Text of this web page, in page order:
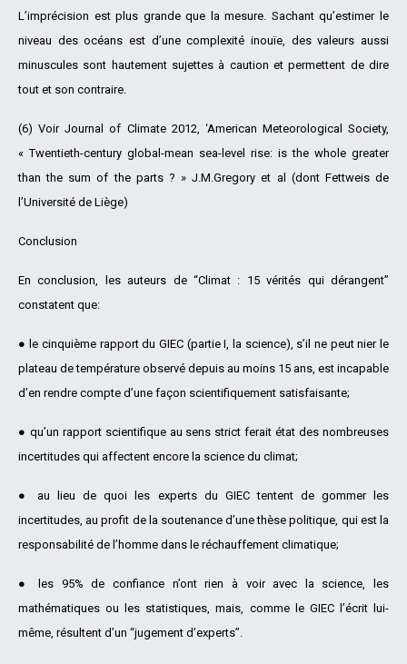
L’imprécision est plus grande que la mesure. Sachant qu’estimer le
niveau des océans est d’une complexité inouïe, des valeurs aussi
minuscules sont hautement sujettes à caution et permettent de dire
tout et son contraire.
(6) Voir Journal of Climate 2012, ‘American Meteorological Society,
« Twentieth-century global-mean sea-level rise: is the whole greater
than the sum of the parts ? » J.M.Gregory et al (dont Fettweis de
l’Université de Liège)
Conclusion
En conclusion, les auteurs de “Climat : 15 vérités qui dérangent”
constatent que:
● le cinquième rapport du GIEC (partie I, la science), s’il ne peut nier le
plateau de température observé depuis au moins 15 ans, est incapable
d’en rendre compte d’une façon scientifiquement satisfaisante;
● qu’un rapport scientifique au sens strict ferait état des nombreuses
incertitudes qui affectent encore la science du climat;
● au lieu de quoi les experts du GIEC tentent de gommer les
incertitudes, au profit de la soutenance d’une thèse politique, qui est la
responsabilité de l’homme dans le réchauffement climatique;
● les 95% de confiance n’ont rien à voir avec la science, les
mathématiques ou les statistiques, mais, comme le GIEC l’écrit lui-
même, résultent d’un “jugement d’experts”.